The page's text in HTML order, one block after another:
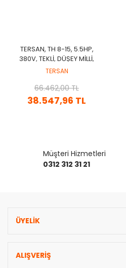
TERSAN, TH 8-15, 5.5HP,
380V, TEKLİ, DÜŞEY MİLLİ,
ÇOK KADEMELİ MOTOPOMP
TERSAN
38.547,96 TL
66.462,00 TL
Müşteri Hizmetleri
0312 312 31 21
ÜYELİK
ALIŞVERİŞ